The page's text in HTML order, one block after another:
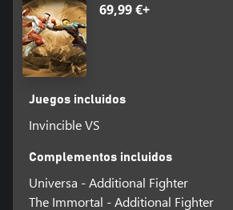
69,99 €+
Juegos incluidos
Invincible VS
Complementos incluidos
Universa - Additional Fighter
The Immortal - Additional Fighter